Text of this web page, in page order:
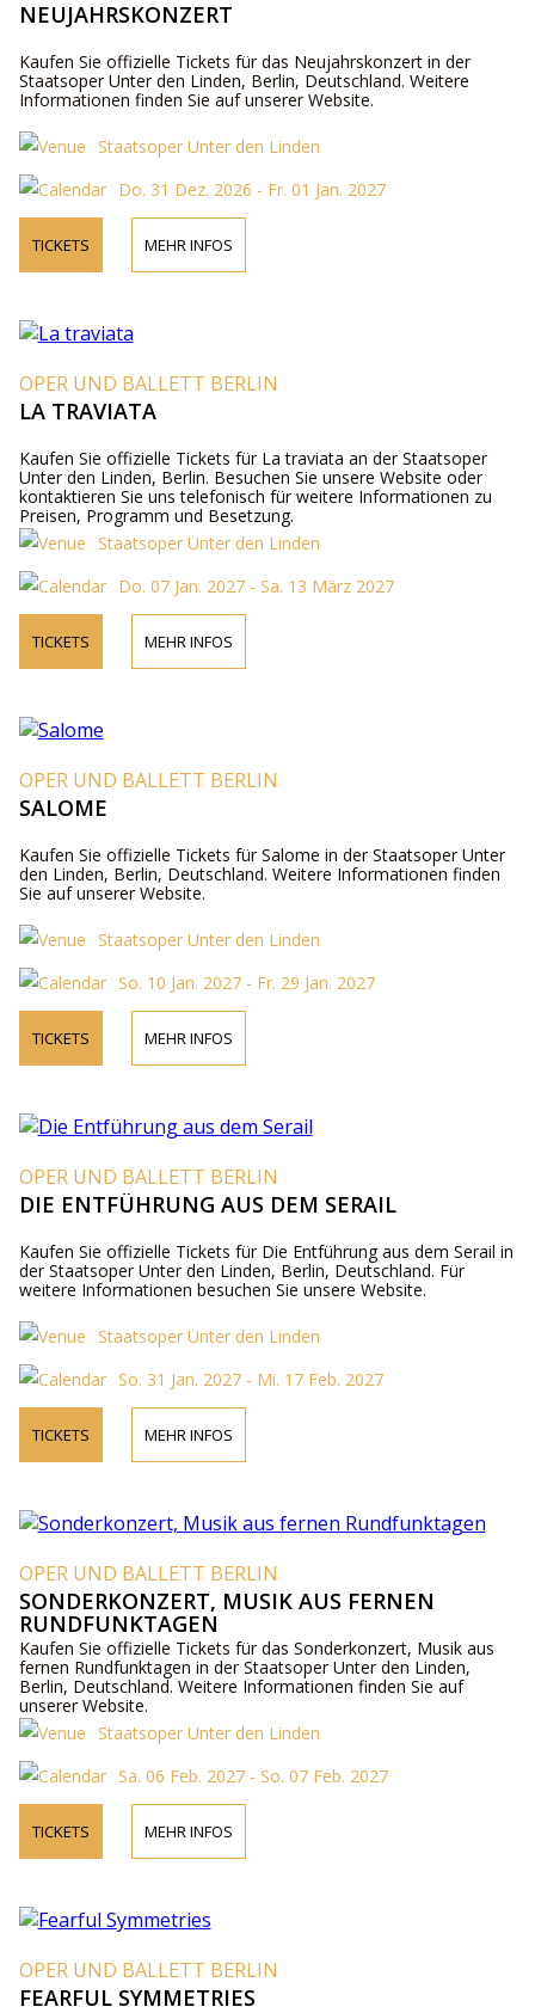
NEUJAHRSKONZERT
Kaufen Sie offizielle Tickets für das Neujahrskonzert in der
Staatsoper Unter den Linden, Berlin, Deutschland. Weitere
Informationen finden Sie auf unserer Website.
Staatsoper Unter den Linden
Do. 31 Dez. 2026 - Fr. 01 Jan. 2027
TICKETS MEHR INFOS
OPER UND BALLETT BERLIN
LA TRAVIATA
Kaufen Sie offizielle Tickets für La traviata an der Staatsoper
Unter den Linden, Berlin. Besuchen Sie unsere Website oder
kontaktieren Sie uns telefonisch für weitere Informationen zu
Preisen, Programm und Besetzung.
Staatsoper Unter den Linden
Do. 07 Jan. 2027 - Sa. 13 März 2027
TICKETS MEHR INFOS
OPER UND BALLETT BERLIN
SALOME
Kaufen Sie offizielle Tickets für Salome in der Staatsoper Unter
den Linden, Berlin, Deutschland. Weitere Informationen finden
Sie auf unserer Website.
Staatsoper Unter den Linden
So. 10 Jan. 2027 - Fr. 29 Jan. 2027
TICKETS MEHR INFOS
OPER UND BALLETT BERLIN
DIE ENTFÜHRUNG AUS DEM SERAIL
Kaufen Sie offizielle Tickets für Die Entführung aus dem Serail in
der Staatsoper Unter den Linden, Berlin, Deutschland. Für
weitere Informationen besuchen Sie unsere Website.
Staatsoper Unter den Linden
So. 31 Jan. 2027 - Mi. 17 Feb. 2027
TICKETS MEHR INFOS
OPER UND BALLETT BERLIN
SONDERKONZERT, MUSIK AUS FERNEN
RUNDFUNKTAGEN
Kaufen Sie offizielle Tickets für das Sonderkonzert, Musik aus
fernen Rundfunktagen in der Staatsoper Unter den Linden,
Berlin, Deutschland. Weitere Informationen finden Sie auf
unserer Website.
Staatsoper Unter den Linden
Sa. 06 Feb. 2027 - So. 07 Feb. 2027
TICKETS MEHR INFOS
OPER UND BALLETT BERLIN
FEARFUL SYMMETRIES